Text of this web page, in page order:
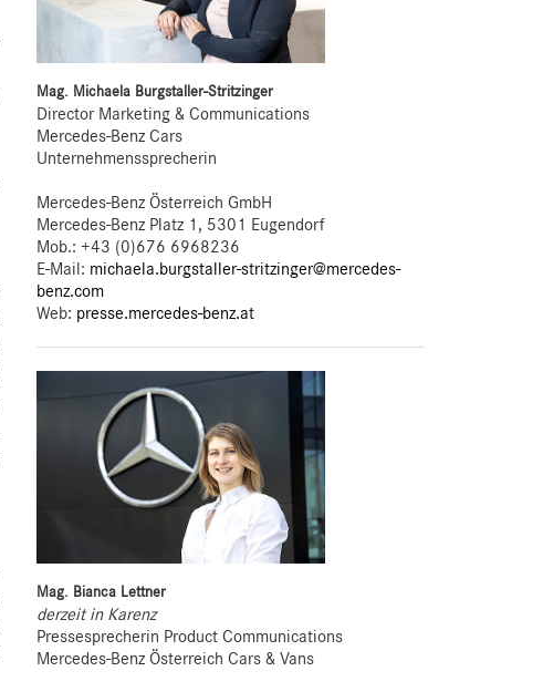
Mag. Michaela Burgstaller-Stritzinger
Director Marketing & Communications
Mercedes-Benz Cars
Unternehmenssprecherin
Mercedes-Benz Österreich GmbH
Mercedes-Benz Platz 1, 5301 Eugendorf
Mob.:+43 (0)676 6968236
E-Mail: michaela.burgstaller-stritzinger@mercedes-
benz.com
Web: presse.mercedes-benz.at
Mag. Bianca Lettner
derzeit in Karenz
Pressesprecherin Product Communications
Mercedes-Benz Österreich Cars & Vans